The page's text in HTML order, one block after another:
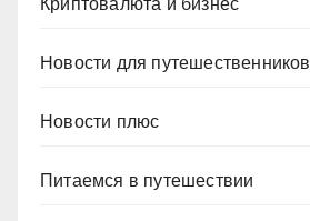
Новости для путешественников
Новости плюс
Питаемся в путешествии